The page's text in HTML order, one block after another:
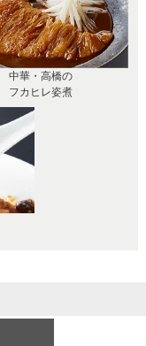
中華・高橋の
フカヒレ姿煮